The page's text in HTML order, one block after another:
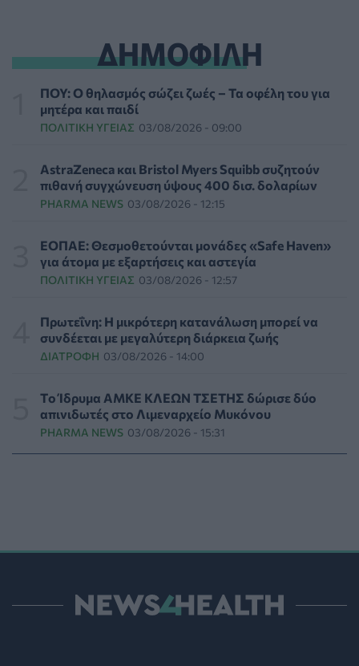
WWF Ελλάς: Περισσότερα από 180.000 στρέμματα
δάσους κάηκαν σε λίγες μόνο μέρες
ΕΠΙΚΑΙΡΌΤΗΤΑ 05/08/2026 - 20:16
διακομιδών στη Στερεά Ελλάδα με τα νέα
ασθενοφόρα»
ΠΟΛΙΤΙΚΉ ΥΓΕΊΑΣ 05/08/2026 - 19:49
Οι πέντε λόγοι για τους οποίους η διατροφή πρέπει να
καθοδηγείται από κλινικό διαιτολόγο
HEALTH TALK 05/08/2026 - 18:59
Ψυχοκοινωνική υποστήριξη στους πυρόπληκτους της
Δυτικής Αττικής από τον ΕΕΣ
ΕΠΙΚΑΙΡΌΤΗΤΑ 05/08/2026 - 18:34
Νέα μελέτη: Η μοναξιά και οι επιπτώσεις της στην
γενική υγεία σε σύγκριση με την κοινωνική
απομόνωση
05/08/2026 - 17:14
ΔΗΜΟΦΙΛΗ
ΠΟΥ: Ο θηλασμός σώζει ζωές – Τα οφέλη του για
μητέρα και παιδί
ΠΟΛΙΤΙΚΉ ΥΓΕΊΑΣ 03/08/2026 - 09:00
AstraZeneca και Bristol Myers Squibb συζητούν
πιθανή συγχώνευση ύψους 400 δισ. δολαρίων
PHARMA NEWS 03/08/2026 - 12:15
ΕΟΠΑΕ: Θεσμοθετούνται μονάδες «Safe Haven»
για άτομα με εξαρτήσεις και αστεγία
ΠΟΛΙΤΙΚΉ ΥΓΕΊΑΣ 03/08/2026 - 12:57
Πρωτεΐνη: Η μικρότερη κατανάλωση μπορεί να
συνδέεται με μεγαλύτερη διάρκεια ζωής
ΔΙΑΤΡΟΦΉ 03/08/2026 - 14:00
Tο Ίδρυμα ΑΜΚΕ ΚΛΕΩΝ ΤΣΕΤΗΣ δώρισε δύο
απινιδωτές στο Λιμεναρχείο Μυκόνου
PHARMA NEWS 03/08/2026 - 15:31